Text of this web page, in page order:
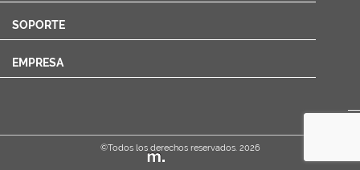
SOPORTE
EMPRESA
©Todos los derechos reservados. 2026